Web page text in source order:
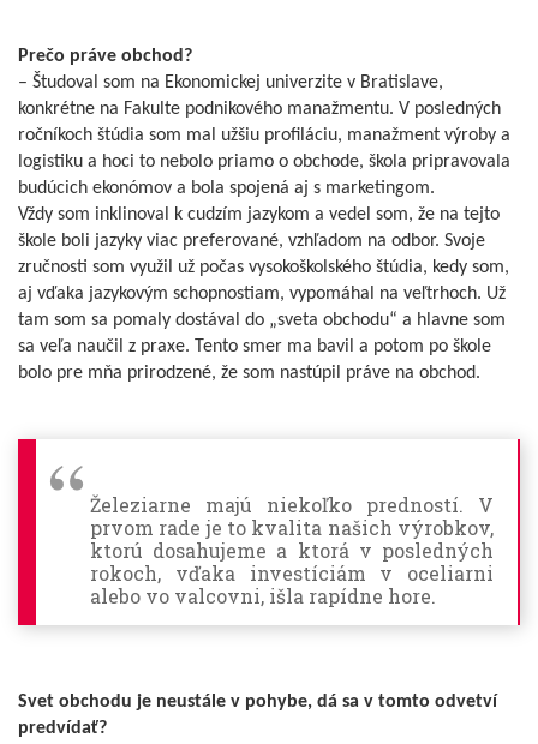
Prečo práve obchod?
– Študoval som na Ekonomickej univerzite v Bratislave,
konkrétne na Fakulte podnikového manažmentu. V posledných
ročníkoch štúdia som mal užšiu profiláciu, manažment výroby a
logistiku a hoci to nebolo priamo o obchode, škola pripravovala
budúcich ekonómov a bola spojená aj s marketingom.
Vždy som inklinoval k cudzím jazykom a vedel som, že na tejto
škole boli jazyky viac preferované, vzhľadom na odbor. Svoje
zručnosti som využil už počas vysokoškolského štúdia, kedy som,
aj vďaka jazykovým schopnostiam, vypomáhal na veľtrhoch. Už
tam som sa pomaly dostával do „sveta obchodu“ a hlavne som
sa veľa naučil z praxe. Tento smer ma bavil a potom po škole
bolo pre mňa prirodzené, že som nastúpil práve na obchod.
Železiarne majú niekoľko predností. V
prvom rade je to kvalita našich výrobkov,
ktorú dosahujeme a ktorá v posledných
rokoch, vďaka investíciám v oceliarni
alebo vo valcovni, išla rapídne hore.
Svet obchodu je neustále v pohybe, dá sa v tomto odvetví
predvídať?